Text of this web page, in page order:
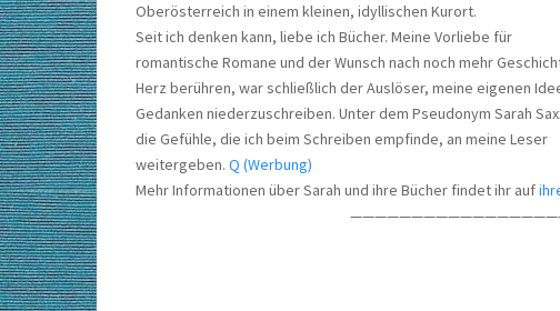
Oberösterreich in einem kleinen, idyllischen Kurort.
Seit ich denken kann, liebe ich Bücher. Meine Vorliebe für
romantische Romane und der Wunsch nach noch mehr
Herz berühren, war schließlich der Auslöser, meine eigenen
Gedanken niederzuschreiben. Unter dem Pseudonym Sarah
die Gefühle, die ich beim Schreiben empfinde, an meine Leser
weitergeben. Q (Werbung)
Mehr Informationen über Sarah und ihre Bücher findet ihr auf